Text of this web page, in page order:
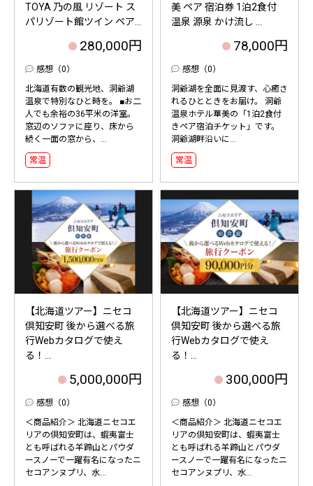
TOYA 乃の風 リゾート ス
パリゾート館ツイン ペア...
280,000円
感想（0）
北海道有数の観光地、洞爺湖
温泉で特別なひと時を。 ■お二
人でも余裕の36平米の洋室。
窓辺のソファに座り、床から
続く一面の窓から、...
常温
美 ペア 宿泊券 1泊2食付
温泉 源泉 かけ流し ...
78,000円
感想（0）
洞爺湖を全面に見渡す、心癒さ
れるひとときをお届け。 洞爺
温泉ホテル華美の「1泊2食付
きペア宿泊チケット」です。
洞爺湖畔沿いに...
常温
【北海道ツアー】ニセコ
倶知安町 後から選べる旅
行Webカタログで使え
る！...
5,000,000円
感想（0）
＜商品紹介＞ 北海道ニセコエ
リアの倶知安町は、蝦夷富士
とも呼ばれる羊蹄山とパウダ
ースノーで一躍有名になったニ
セコアンヌプリ、水...
【北海道ツアー】ニセコ
倶知安町 後から選べる旅
行Webカタログで使え
る！...
300,000円
感想（0）
＜商品紹介＞ 北海道ニセコエ
リアの倶知安町は、蝦夷富士
とも呼ばれる羊蹄山とパウダ
ースノーで一躍有名になったニ
セコアンヌプリ、水...